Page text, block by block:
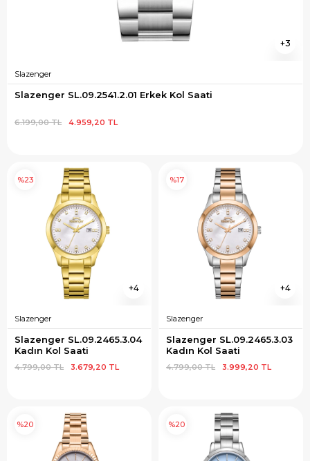
3
Slazenger
Slazenger SL.09.2541.2.01 Erkek Kol Saati
4.959,20 TL
6.199,00 TL
4
Slazenger
Slazenger SL.09.2465.3.04
Kadın Kol Saati
3.679,20 TL
4.799,00 TL
%23
4
Slazenger
Slazenger SL.09.2465.3.03
Kadın Kol Saati
3.999,20 TL
4.799,00 TL
%17
%20 %20